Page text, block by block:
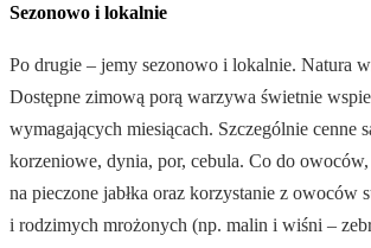
Sezonowo i lokalnie
Po drugie – jemy sezonowo i lokalnie. Natura
Dostępne zimową porą warzywa świetnie
wymagających miesiącach. Szczególnie cenne
korzeniowe, dynia, por, cebula. Co do
na pieczone jabłka oraz korzystanie z owoców
i rodzimych mrożonych (np. malin i wiśni –